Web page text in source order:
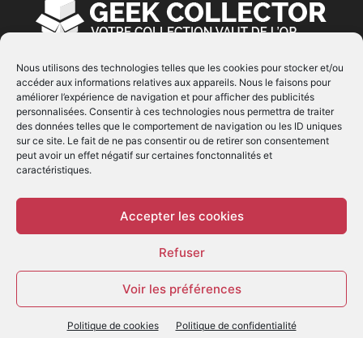
Nous utilisons des technologies telles que les cookies pour stocker et/ou
accéder aux informations relatives aux appareils. Nous le faisons pour
améliorer l’expérience de navigation et pour afficher des publicités
personnalisées. Consentir à ces technologies nous permettra de traiter
des données telles que le comportement de navigation ou les ID uniques
sur ce site. Le fait de ne pas consentir ou de retirer son consentement
peut avoir un effet négatif sur certaines fonctonnalités et
caractéristiques.
Accepter les cookies
Refuser
Voir les préférences
Politique de cookies Politique de confidentialité
À PROPOS
© Copyright 2022 | Produit parEIMAI| Tous Droits
Réservés
© - Création :EIMAI